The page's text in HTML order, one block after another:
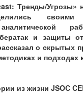
Тренды/Угрозы»
аналитической
и защиты
о скрытых
и подходах
из жизни JSOC